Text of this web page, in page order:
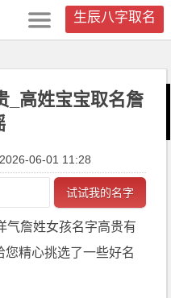
生辰八字取名
_高姓宝宝取名詹
06-01 11:28
试试我的名字
气詹姓女孩名字高贵有
您精心挑选了一些好名